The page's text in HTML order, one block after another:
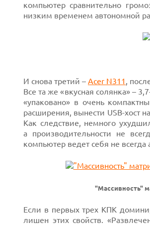
компьютер сравнительно
низким временем автономной
И снова третий – Acer N311 ,
Все та же «вкусная солянка» –
«упаковано» в очень
расширения, вынести USB-хост
Как следствие, немного
а производительности не
компьютер ведет себя не всегда
"Массивность"
Если в первых трех КПК
лишен этих свойств.